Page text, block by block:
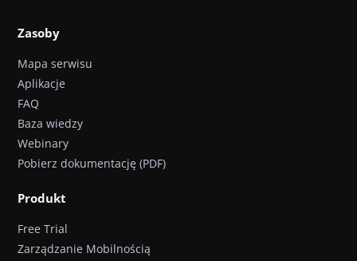
Zasoby
Mapa serwisu
Aplikacje
FAQ
Baza wiedzy
Webinary
Pobierz dokumentację (PDF)
Produkt
Free Trial
Zarządzanie Mobilnością